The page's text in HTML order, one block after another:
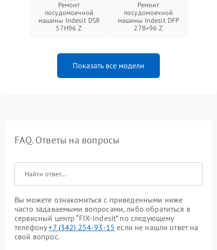
Ремонт
посудомоечной
машины Indesit DSR
57H96 Z
Ремонт
посудомоечной
машины Indesit DFP
27B+96 Z
Показать все модели
FAQ. Ответы на вопросы
Вы можете ознакомиться с приведенными ниже
часто задаваемыми вопросами, либо обратиться в
сервисный центр “FIX-Indesit” по следующему
телефону+7 (342) 254-93-15 если не нашли ответ на
свой вопрос.